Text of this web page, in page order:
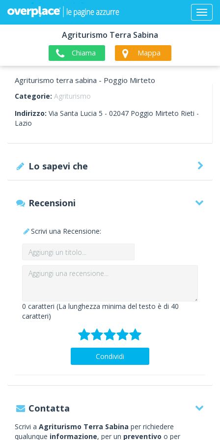
Agriturismo Terra Sabina
Chiama Mappa
Agriturismo terra sabina - Poggio Mirteto
Categorie: Agriturismo
Indirizzo: Via Santa Lucia 5 - 02047 Poggio Mirteto Rieti -
Lazio
Lo sapevi che
Recensioni
Scrivi una Recensione:
0 caratteri (La lunghezza minima del testo è di 40
caratteri)
Condividi
Contatta
Scrivi a Agriturismo Terra Sabina per richiedere
qualunque informazione, per un preventivo o per